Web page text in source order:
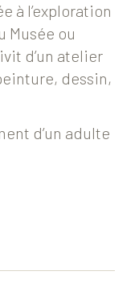
à l’exploration
Musée ou
d’un atelier
dessin,
d’un adulte